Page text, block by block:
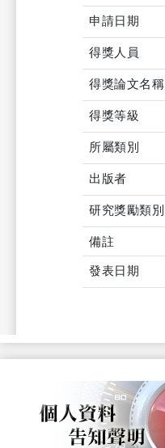
申請日期
得獎人員
得獎論文名稱
得獎等級
所屬類別
出版者
研究獎勵類別
備註
發表日期